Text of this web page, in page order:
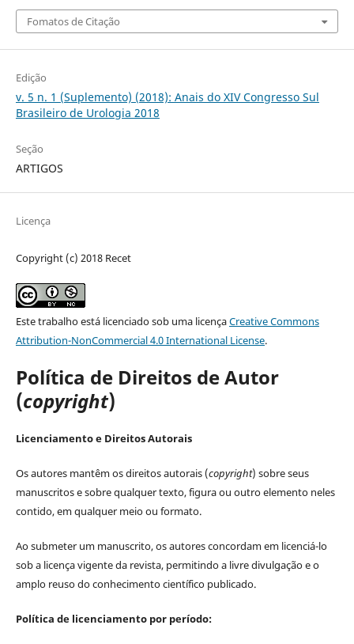
Fomatos de Citação
Edição
v. 5 n. 1 (Suplemento) (2018): Anais do XIV Congresso Sul
Brasileiro de Urologia 2018
Seção
ARTIGOS
Licença
Copyright (c) 2018 Recet
Este trabalho está licenciado sob uma licençaCreative Commons
Attribution-NonCommercial 4.0 International License.
Política de Direitos de Autor
(copyright)
Licenciamento e Direitos Autorais
Os autores mantêm os direitos autorais (copyright) sobre seus
manuscritos e sobre qualquer texto, figura ou outro elemento neles
contido, em qualquer meio ou formato.
Ao submeter um manuscrito, os autores concordam em licenciá-lo
sob a licença vigente da revista, permitindo a livre divulgação e o
amplo reuso do conhecimento científico publicado.
Política de licenciamento por período: